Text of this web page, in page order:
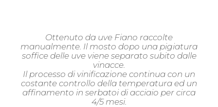
Ottenuto da uve Fiano raccolte
manualmente. Il mosto dopo una pigiatura
soffice delle uve viene separato subito dalle
vinacce.
Il processo di vinificazione continua con un
costante controllo della temperatura ed un
affinamento in serbatoi di acciaio per circa
4/5 mesi.